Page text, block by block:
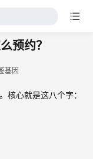
预约？
基因
核心就是这八个字：